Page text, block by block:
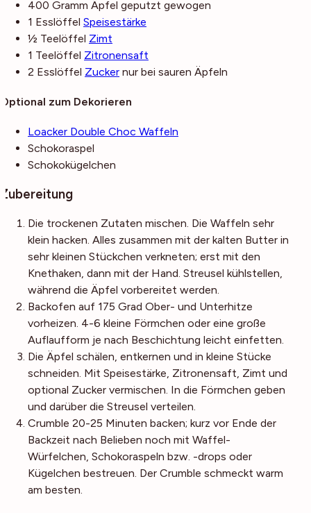
400 Gramm Äpfel geputzt gewogen
1 Esslöffel Speisestärke
½ Teelöffel Zimt
1 Teelöffel Zitronensaft
2 Esslöffel Zucker nur bei sauren Äpfeln
Optional zum Dekorieren
Loacker Double Choc Waffeln
Schokoraspel
Schokokügelchen
Zubereitung
Die trockenen Zutaten mischen. Die Waffeln sehr
klein hacken. Alles zusammen mit der kalten Butter in
sehr kleinen Stückchen verkneten; erst mit den
Knethaken, dann mit der Hand. Streusel kühlstellen,
während die Äpfel vorbereitet werden.
Backofen auf 175 Grad Ober- und Unterhitze
vorheizen. 4-6 kleine Förmchen oder eine große
Auflaufform je nach Beschichtung leicht einfetten.
Die Äpfel schälen, entkernen und in kleine Stücke
schneiden. Mit Speisestärke, Zitronensaft, Zimt und
optional Zucker vermischen. In die Förmchen geben
und darüber die Streusel verteilen.
Crumble 20-25 Minuten backen; kurz vor Ende der
Backzeit nach Belieben noch mit Waffel-
Würfelchen, Schokoraspeln bzw. -drops oder
Kügelchen bestreuen. Der Crumble schmeckt warm
am besten.